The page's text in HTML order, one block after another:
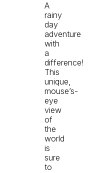
A
rainy
day
adventure
with
a
difference!
This
unique,
mouse’s-
eye
view
of
the
world
is
sure
to